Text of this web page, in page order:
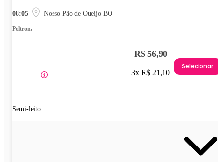
08:05 Nosso Pão de Queijo BQ
Poltrona
Semi-leito
R$ 56,90
3x R$ 21,10
Selecionar